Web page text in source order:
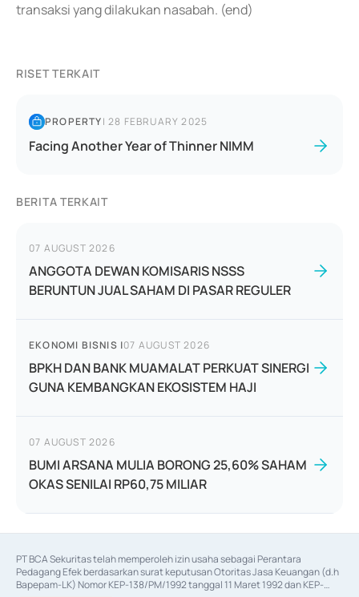
transaksi yang dilakukan nasabah. (end)
RISET TERKAIT
PROPERTY|28 FEBRUARY 2025
Facing Another Year of Thinner NIMM
BERITA TERKAIT
07 AUGUST 2026
ANGGOTA DEWAN KOMISARIS NSSS
BERUNTUN JUAL SAHAM DI PASAR REGULER
EKONOMI BISNIS |07 AUGUST 2026
BPKH DAN BANK MUAMALAT PERKUAT SINERGI
GUNA KEMBANGKAN EKOSISTEM HAJI
07 AUGUST 2026
BUMI ARSANA MULIA BORONG 25,60% SAHAM
OKAS SENILAI RP60,75 MILIAR
PT BCA Sekuritas telah memperoleh izin usaha sebagai Perantara
Pedagang Efek berdasarkan surat keputusan Otoritas Jasa Keuangan (d.h
Bapepam-LK) Nomor KEP-138/PM/1992 tanggal 11 Maret 1992 dan KEP-